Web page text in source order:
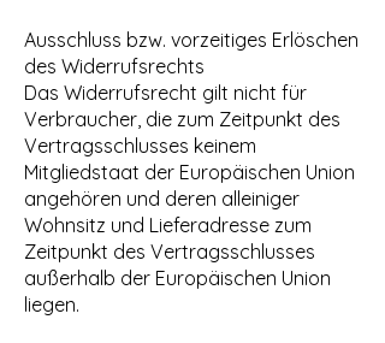
Ausschluss bzw. vorzeitiges Erlöschen
des Widerrufsrechts
Das Widerrufsrecht gilt nicht für
Verbraucher, die zum Zeitpunkt des
Vertragsschlusses keinem
Mitgliedstaat der Europäischen Union
angehören und deren alleiniger
Wohnsitz und Lieferadresse zum
Zeitpunkt des Vertragsschlusses
außerhalb der Europäischen Union
liegen.